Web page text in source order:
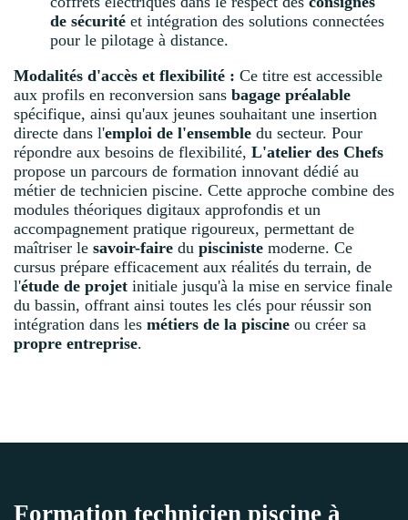
de sécurité et intégration des solutions connectées
pour le pilotage à distance.
Modalités d'accès et flexibilité : Ce titre est accessible
aux profils en reconversion sans bagage préalable
spécifique, ainsi qu'aux jeunes souhaitant une insertion
directe dans l'emploi de l'ensemble du secteur. Pour
répondre aux besoins de flexibilité, L'atelier des Chefs
propose un parcours de formation innovant dédié au
métier de technicien piscine. Cette approche combine des
modules théoriques digitaux approfondis et un
accompagnement pratique rigoureux, permettant de
maîtriser le savoir-faire du pisciniste moderne. Ce
cursus prépare efficacement aux réalités du terrain, de
l'étude de projet initiale jusqu'à la mise en service finale
du bassin, offrant ainsi toutes les clés pour réussir son
intégration dans les métiers de la piscine ou créer sa
propre entreprise.
Formation technicien piscine à